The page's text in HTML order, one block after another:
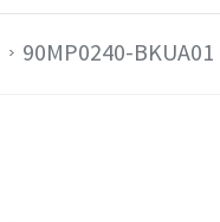
90MP0240-BKUA01